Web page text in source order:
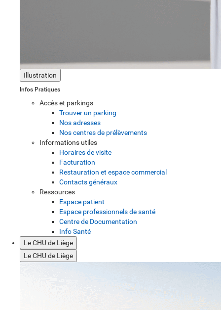
Illustration
Infos Pratiques
Accès et parkings
Trouver un parking
Nos adresses
Nos centres de prélèvements
Informations utiles
Horaires de visite
Facturation
Restauration et espace commercial
Contacts généraux
Ressources
Espace patient
Espace professionnels de santé
Centre de Documentation
Info Santé
Le CHU de Liège
Le CHU de Liège